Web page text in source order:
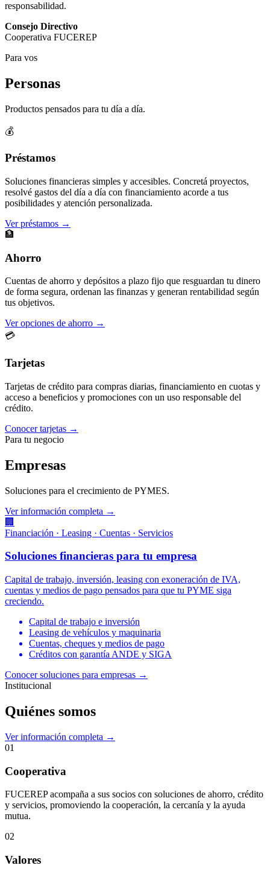
responsabilidad.
Consejo Directivo
Cooperativa FUCEREP
Para vos
Personas
Productos pensados para tu día a día.
💰
Préstamos
Soluciones financieras simples y accesibles. Concretá proyectos,
resolvé gastos del día a día con financiamiento acorde a tus
posibilidades y atención personalizada.
Ver préstamos →
🏦
Ahorro
Cuentas de ahorro y depósitos a plazo fijo que resguardan tu dinero
de forma segura, ordenan las finanzas y generan rentabilidad según
tus objetivos.
Ver opciones de ahorro →
💳
Tarjetas
Tarjetas de crédito para compras diarias, financiamiento en cuotas y
acceso a beneficios y promociones con un uso responsable del
crédito.
Conocer tarjetas →
Para tu negocio
Empresas
Soluciones para el crecimiento de PYMES.
Ver información completa →
🏢
Financiación · Leasing · Cuentas · Servicios
Soluciones financieras para tu empresa
Capital de trabajo, inversión, leasing con exoneración de IVA,
cuentas y medios de pago pensados para que tu PYME siga
creciendo.
Capital de trabajo e inversión
Leasing de vehículos y maquinaria
Cuentas, cheques y medios de pago
Créditos con garantía ANDE y SIGA
Conocer soluciones para empresas →
Institucional
Quiénes somos
Ver información completa →
01
Cooperativa
FUCEREP acompaña a sus socios con soluciones de ahorro, crédito
y servicios, promoviendo la cooperación, la cercanía y la ayuda
mutua.
02
Valores